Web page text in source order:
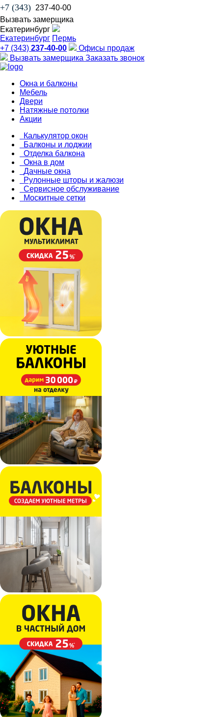
+7 (343) 237-40-00
Вызвать замерщика
Екатеринбург
Екатеринбург Пермь
+7 (343) 237-40-00
Офисы продаж
Вызвать замерщика Заказать звонок
Окна и балконы
Мебель
Двери
Натяжные потолки
Акции
Калькулятор окон
Балконы и лоджии
Отделка балкона
Окна в дом
Дачные окна
Рулонные шторы и жалюзи
Сервисное обслуживание
Москитные сетки